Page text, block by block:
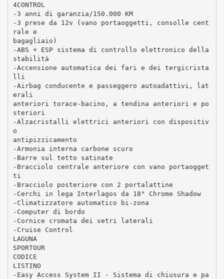
4CONTROL
-3 anni di garanzia/150.000 KM
-3 prese da 12v (vano portaoggetti, consolle cent
rale e
bagagliaio)
-ABS + ESP sistema di controllo elettronico della
stabilità
-Accensione automatica dei fari e dei tergicrista
lli
-Airbag conducente e passeggero autoadattivi, lat
erali
anteriori torace-bacino, a tendina anteriori e po
steriori
-Alzacristalli elettrici anteriori con dispositiv
o
antipizzicamento
-Armonia interna carbone scuro
-Barre sul tetto satinate
-Bracciolo centrale anteriore con vano portaogget
ti
-Bracciolo posteriore con 2 portalattine
-Cerchi in lega Interlagos da 18" Chrome Shadow
-Climatizzatore automatico bi-zona
-Computer di bordo
-Cornice cromata dei vetri laterali
-Cruise Control
LAGUNA
SPORTOUR
CODICE
LISTINO
-Easy Access System II - Sistema di chiusura e pa